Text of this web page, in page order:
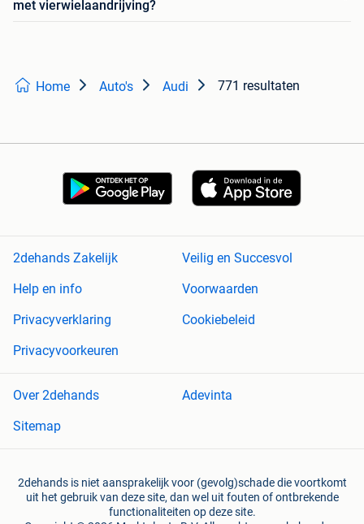
met vierwielaandrijving?
Home Auto's Audi 771 resultaten
2dehands Zakelijk
Veilig en Succesvol
Help en info
Voorwaarden
Privacyverklaring
Cookiebeleid
Privacyvoorkeuren
Over 2dehands
Adevinta
Sitemap
2dehands is niet aansprakelijk voor (gevolg)schade die voortkomt
uit het gebruik van deze site, dan wel uit fouten of ontbrekende
functionaliteiten op deze site.